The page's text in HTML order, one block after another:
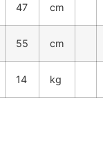
47 cm
55 cm
14 kg